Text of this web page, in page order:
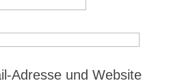
Adresse und Website